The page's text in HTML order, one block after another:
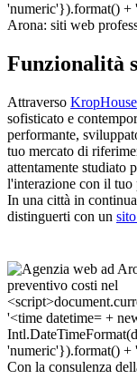
Arona: siti web
Funzionalità
Attraverso KropHouse
sofisticato e
performante,
tuo mercato di
attentamente studiato
l'interazione con il tuo
In una città in
distinguerti con un
Con la consulenza